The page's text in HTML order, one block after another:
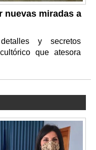
nuevas miradas a
y secretos
que atesora